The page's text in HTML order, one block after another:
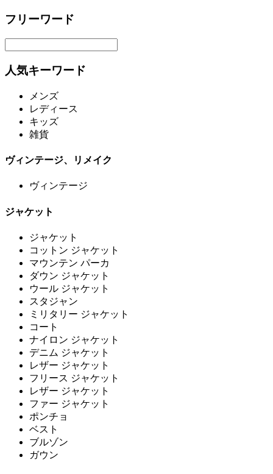
フリーワード
人気キーワード
メンズ
レディース
キッズ
雑貨
ヴィンテージ、リメイク
ヴィンテージ
ジャケット
ジャケット
コットン ジャケット
マウンテン パーカ
ダウン ジャケット
ウール ジャケット
スタジャン
ミリタリー ジャケット
コート
ナイロン ジャケット
デニム ジャケット
レザー ジャケット
フリース ジャケット
レザー ジャケット
ファー ジャケット
ポンチョ
ベスト
ブルゾン
ガウン